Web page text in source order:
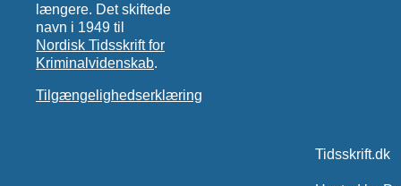
længere. Det skiftede
navn i 1949 til
Nordisk Tidsskrift for
Kriminalvidenskab.
Tilgængelighedserklæring